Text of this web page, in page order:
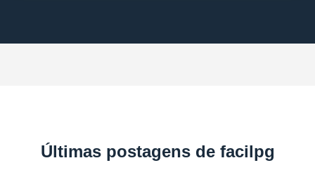
Últimas postagens de facilpg